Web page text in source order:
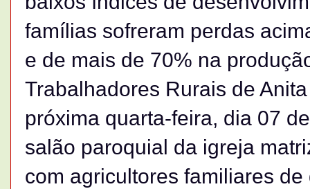
famílias sofreram perdas
e de mais de 70% na
Trabalhadores Rurais de
próxima quarta-feira, dia 07
salão paroquial da igreja
com agricultores familiares